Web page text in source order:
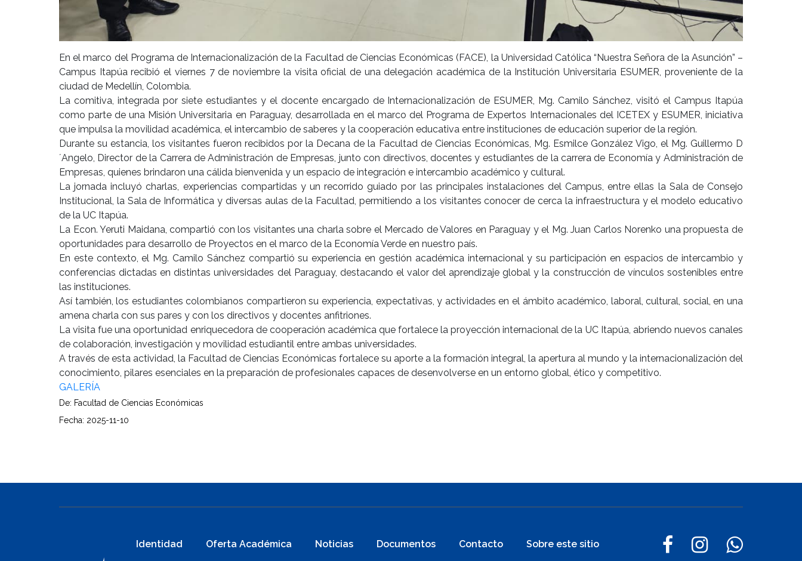
En el marco del Programa de Internacionalización de la Facultad de Ciencias Económicas (FACE), la Universidad Católica “Nuestra Señora de la Asunción” –
Campus Itapúa recibió el viernes 7 de noviembre la visita oficial de una delegación académica de la Institución Universitaria ESUMER, proveniente de la
ciudad de Medellín, Colombia.
La comitiva, integrada por siete estudiantes y el docente encargado de Internacionalización de ESUMER, Mg. Camilo Sánchez, visitó el Campus Itapúa
como parte de una Misión Universitaria en Paraguay, desarrollada en el marco del Programa de Expertos Internacionales del ICETEX y ESUMER, iniciativa
que impulsa la movilidad académica, el intercambio de saberes y la cooperación educativa entre instituciones de educación superior de la región.
Durante su estancia, los visitantes fueron recibidos por la Decana de la Facultad de Ciencias Económicas, Mg. Esmilce González Vigo, el Mg. Guillermo D
´Angelo, Director de la Carrera de Administración de Empresas, junto con directivos, docentes y estudiantes de la carrera de Economía y Administración de
Empresas, quienes brindaron una cálida bienvenida y un espacio de integración e intercambio académico y cultural.
La jornada incluyó charlas, experiencias compartidas y un recorrido guiado por las principales instalaciones del Campus, entre ellas la Sala de Consejo
Institucional, la Sala de Informática y diversas aulas de la Facultad, permitiendo a los visitantes conocer de cerca la infraestructura y el modelo educativo
de la UC Itapúa.
La Econ. Yeruti Maidana, compartió con los visitantes una charla sobre el Mercado de Valores en Paraguay y el Mg. Juan Carlos Norenko una propuesta de
oportunidades para desarrollo de Proyectos en el marco de la Economía Verde en nuestro país.
En este contexto, el Mg. Camilo Sánchez compartió su experiencia en gestión académica internacional y su participación en espacios de intercambio y
conferencias dictadas en distintas universidades del Paraguay, destacando el valor del aprendizaje global y la construcción de vínculos sostenibles entre
las instituciones.
Así también, los estudiantes colombianos compartieron su experiencia, expectativas, y actividades en el ámbito académico, laboral, cultural, social, en una
amena charla con sus pares y con los directivos y docentes anfitriones.
La visita fue una oportunidad enriquecedora de cooperación académica que fortalece la proyección internacional de la UC Itapúa, abriendo nuevos canales
de colaboración, investigación y movilidad estudiantil entre ambas universidades.
A través de esta actividad, la Facultad de Ciencias Económicas fortalece su aporte a la formación integral, la apertura al mundo y la internacionalización del
conocimiento, pilares esenciales en la preparación de profesionales capaces de desenvolverse en un entorno global, ético y competitivo.
GALERÍA
De: Facultad de Ciencias Económicas
Fecha: 2025-11-10
Identidad Oferta Académica Noticias Documentos Contacto Sobre este sitio